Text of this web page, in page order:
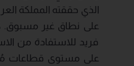
الذي حققته المملكة
على نطاق غير مسبوق.
فريد للاستفادة من
على مستوى قطاعات